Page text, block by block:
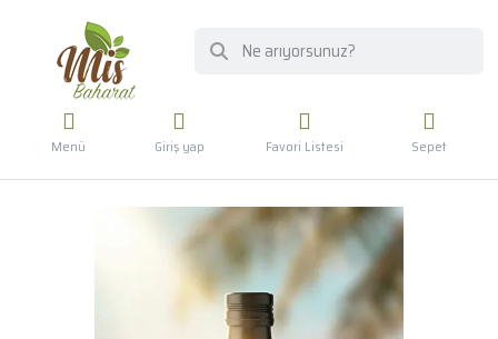
Menü Giriş yap Favori Listesi Sepet